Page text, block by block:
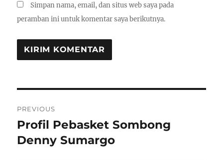
Simpan nama, email, dan situs web saya pada
peramban ini untuk komentar saya berikutnya.
pos
PREVIOUS
Previous
post:
Profil Pebasket Sombong
Denny Sumargo